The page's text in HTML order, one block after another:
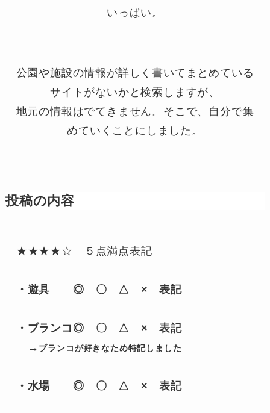
いっぱい。
公園や施設の情報が詳しく書いてまとめている
サイトがないかと検索しますが、
地元の情報はでてきません。そこで、自分で集
めていくことにしました。
投稿の内容
★★★★☆　５点満点表記
・ 遊具 ◎　〇　△　×　表記
・ ブランコ ◎　〇　△　×　表記
→ ブランコが好きなため特記しました
・ 水場 ◎　〇　△　×　表記